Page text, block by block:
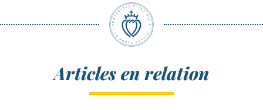
Articles en relation